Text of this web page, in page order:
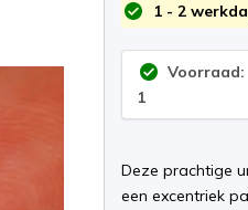
1 - 2
Voorraad:
1
Deze prachtige
een excentriek